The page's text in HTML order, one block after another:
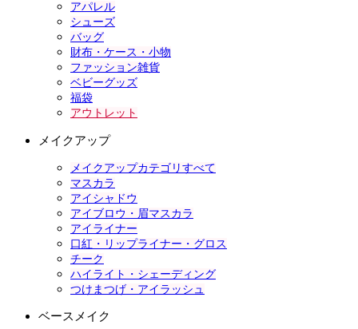
アパレル
シューズ
バッグ
財布・ケース・小物
ファッション雑貨
ベビーグッズ
福袋
アウトレット
メイクアップ
メイクアップカテゴリすべて
マスカラ
アイシャドウ
アイブロウ・眉マスカラ
アイライナー
口紅・リップライナー・グロス
チーク
ハイライト・シェーディング
つけまつげ・アイラッシュ
ベースメイク